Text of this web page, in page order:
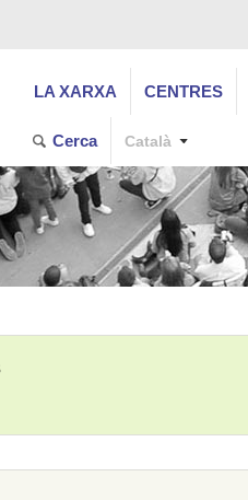
LA XARXA CENTRES
Cerca Català